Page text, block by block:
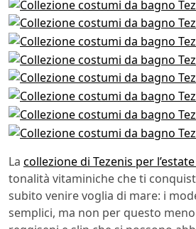
La collezione di Tezenis per
tonalità vitaminiche che ti
subito venire voglia di mare: i
semplici, ma non per questo